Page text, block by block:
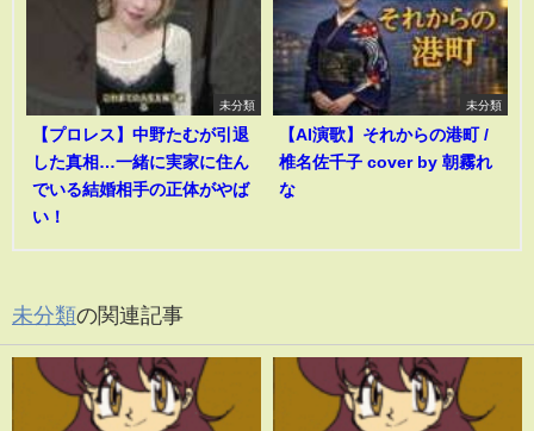
未分類
【プロレス】中野たむが引退
した真相…一緒に実家に住ん
でいる結婚相手の正体がやば
い！
未分類
【AI演歌】それからの港町 /
椎名佐千子 cover by 朝霧れ
な
未分類の関連記事